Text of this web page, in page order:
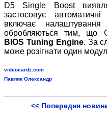
D5 Single Boost
застосовує
включає
обробляються тим, що
BIOS Tuning Engine. За
може розігнати один
videocardz.com
Павлик Олександр
<< Попередня